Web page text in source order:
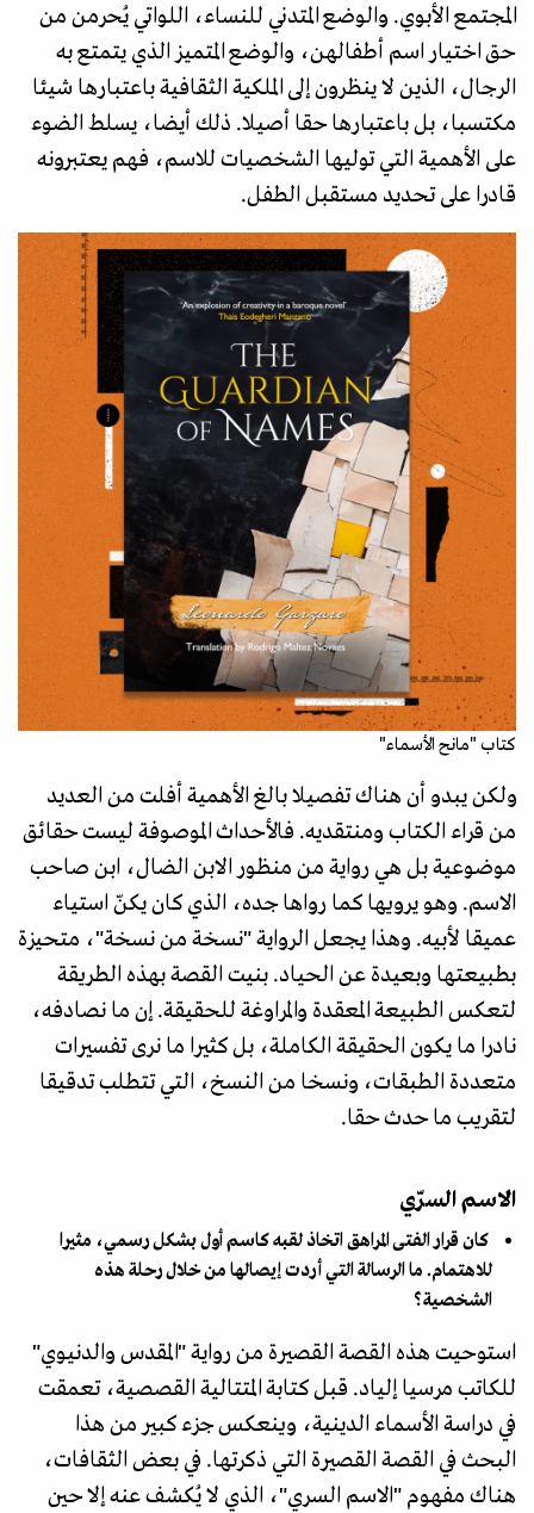
المجتمع الأبوي. والوضع المتدني للنساء، اللواتي يُحرمن من
حق اختيار اسم أطفالهن، والوضع المتميز الذي يتمتع به
الرجال، الذين لا ينظرون إلى الملكية الثقافية باعتبارها شيئا
مكتسبا، بل باعتبارها حقا أصيلا. ذلك أيضا، يسلط الضوء
على الأهمية التي توليها الشخصيات للاسم، فهم يعتبرونه
قادرا على تحديد مستقبل الطفل.
كتاب "مانح الأسماء"
ولكن يبدو أن هناك تفصيلا بالغ الأهمية أفلت من العديد
من قراء الكتاب ومنتقديه. فالأحداث الموصوفة ليست حقائق
موضوعية بل هي رواية من منظور الابن الضال، ابن صاحب
الاسم. وهو يرويها كما رواها جده، الذي كان يكنّ استياء
عميقا لأبيه. وهذا يجعل الرواية "نسخة من نسخة"، متحيزة
بطبيعتها وبعيدة عن الحياد. بنيت القصة بهذه الطريقة
لتعكس الطبيعة المعقدة والمراوغة للحقيقة. إن ما نصادفه،
نادرا ما يكون الحقيقة الكاملة، بل كثيرا ما نرى تفسيرات
متعددة الطبقات، ونسخا من النسخ، التي تتطلب تدقيقا
لتقريب ما حدث حقا.
الاسم السرّي
كان قرار الفتى المراهق اتخاذ لقبه كاسم أول بشكل رسمي، مثيرا
للاهتمام. ما الرسالة التي أردت إيصالها من خلال رحلة هذه
الشخصية؟
استوحيت هذه القصة القصيرة من رواية "المقدس والدنيوي"
للكاتب مرسيا إلياد. قبل كتابة المتتالية القصصية، تعمقت
في دراسة الأسماء الدينية، وينعكس جزء كبير من هذا
البحث في القصة القصيرة التي ذكرتها. في بعض الثقافات،
هناك مفهوم "الاسم السري"، الذي لا يُكشف عنه إلا حين